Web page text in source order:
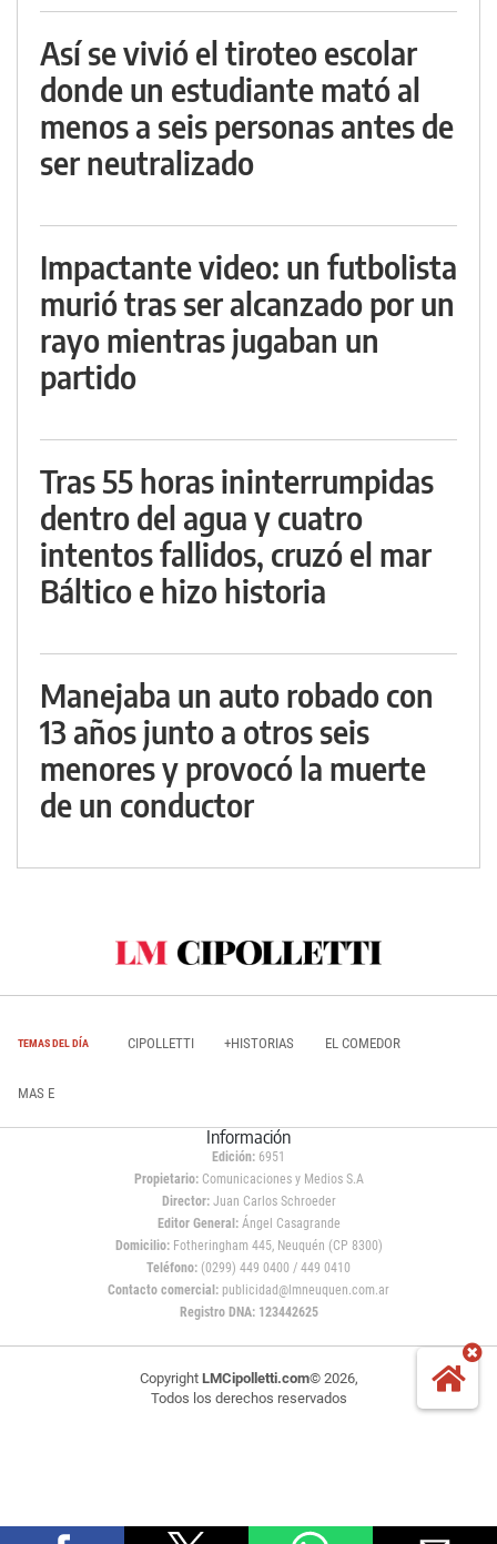
Así se vivió el tiroteo escolar
donde un estudiante mató al
menos a seis personas antes de
ser neutralizado
Impactante video: un futbolista
murió tras ser alcanzado por un
rayo mientras jugaban un
partido
Tras 55 horas ininterrumpidas
dentro del agua y cuatro
intentos fallidos, cruzó el mar
Báltico e hizo historia
Manejaba un auto robado con
13 años junto a otros seis
menores y provocó la muerte
de un conductor
TEMAS DEL DÍA CIPOLLETTI +HISTORIAS EL COMEDOR
MAS E
Información
Edición: 6951
Propietario:Comunicaciones y Medios S.A
Director: Juan Carlos Schroeder
Editor General:Ángel Casagrande
Domicilio:Fotheringham 445, Neuquén (CP 8300)
Teléfono: (0299) 449 0400 / 449 0410
Contacto comercial: publicidad@lmneuquen.com.ar
Registro DNA: 123442625
Copyright LMCipolletti.com© 2026,
Todos los derechos reservados